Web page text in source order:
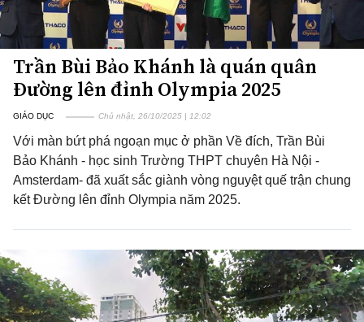
Trần Bùi Bảo Khánh là quán quân
Đường lên đỉnh Olympia 2025
GIÁO DỤC Chủ nhật, 26/10/2025 | 12:02
Với màn bứt phá ngoạn mục ở phần Về đích, Trần Bùi
Bảo Khánh - học sinh Trường THPT chuyên Hà Nội -
Amsterdam- đã xuất sắc giành vòng nguyệt quế trận chung
kết Đường lên đỉnh Olympia năm 2025.